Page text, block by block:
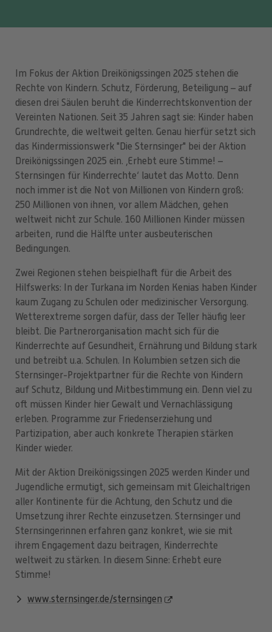
Im Fokus der Aktion Dreikönigssingen 2025 stehen die
Rechte von Kindern. Schutz, Förderung, Beteiligung – auf
diesen drei Säulen beruht die Kinderrechtskonvention der
Vereinten Nationen. Seit 35 Jahren sagt sie: Kinder haben
Grundrechte, die weltweit gelten. Genau hierfür setzt sich
das Kindermissionswerk "Die Sternsinger" bei der Aktion
Dreikönigssingen 2025 ein. ,Erhebt eure Stimme! –
Sternsingen für Kinderrechte‘ lautet das Motto. Denn
noch immer ist die Not von Millionen von Kindern groß:
250 Millionen von ihnen, vor allem Mädchen, gehen
weltweit nicht zur Schule. 160 Millionen Kinder müssen
arbeiten, rund die Hälfte unter ausbeuterischen
Bedingungen.
Zwei Regionen stehen beispielhaft für die Arbeit des
Hilfswerks: In der Turkana im Norden Kenias haben Kinder
kaum Zugang zu Schulen oder medizinischer Versorgung.
Wetterextreme sorgen dafür, dass der Teller häufig leer
bleibt. Die Partnerorganisation macht sich für die
Kinderrechte auf Gesundheit, Ernährung und Bildung stark
und betreibt u.a. Schulen. In Kolumbien setzen sich die
Sternsinger-Projektpartner für die Rechte von Kindern
auf Schutz, Bildung und Mitbestimmung ein. Denn viel zu
oft müssen Kinder hier Gewalt und Vernachlässigung
erleben. Programme zur Friedenserziehung und
Partizipation, aber auch konkrete Therapien stärken
Kinder wieder.
Mit der Aktion Dreikönigssingen 2025 werden Kinder und
Jugendliche ermutigt, sich gemeinsam mit Gleichaltrigen
aller Kontinente für die Achtung, den Schutz und die
Umsetzung ihrer Rechte einzusetzen. Sternsinger und
Sternsingerinnen erfahren ganz konkret, wie sie mit
ihrem Engagement dazu beitragen, Kinderrechte
weltweit zu stärken. In diesem Sinne: Erhebt eure
Stimme!
www.sternsinger.de/sternsingen